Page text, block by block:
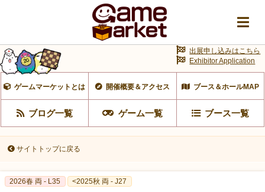
ゲームマーケットとは 開催概要＆アクセス ブース＆ホールMAP
ブログ一覧 ゲーム一覧 ブース一覧
出展申し込みはこちら
Exhibitor Application
サイトトップに戻る
2026春 両 - L35 <2025秋 両 - J27